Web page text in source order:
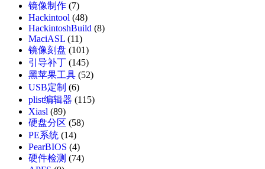
镜像制作 (7)
Hackintool (48)
HackintoshBuild (8)
MaciASL (11)
镜像刻盘 (101)
引导补丁 (145)
黑苹果工具 (52)
USB定制 (6)
plist编辑器 (115)
Xiasl (89)
硬盘分区 (58)
PE系统 (14)
PearBIOS (4)
硬件检测 (74)